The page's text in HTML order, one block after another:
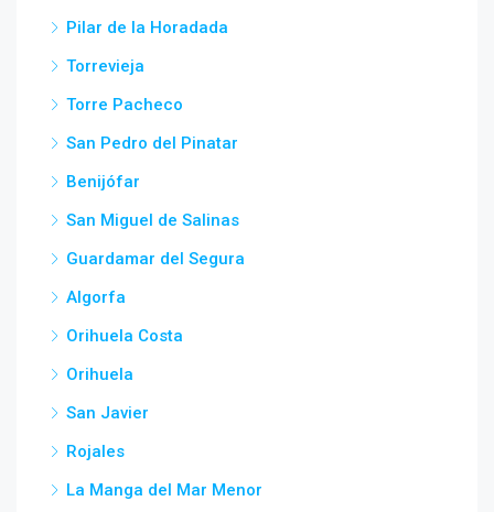
Pilar de la Horadada
Torrevieja
Torre Pacheco
San Pedro del Pinatar
Benijófar
San Miguel de Salinas
Guardamar del Segura
Algorfa
Orihuela Costa
Orihuela
San Javier
Rojales
La Manga del Mar Menor